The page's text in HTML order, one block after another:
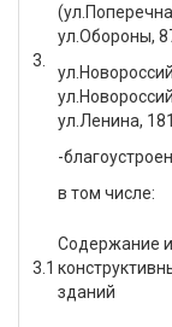
3.
ул.Обороны,
ул.Ленина,
-
в том числе:
3.1
Содержание
зданий